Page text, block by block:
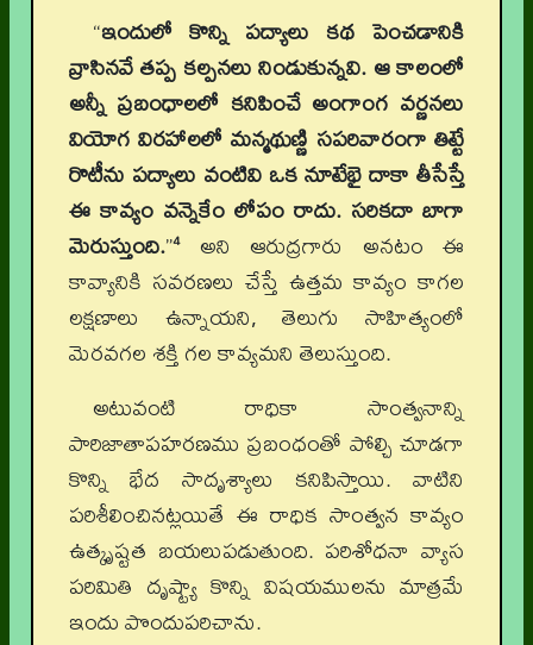
“ఇందులో కొన్ని పద్యాలు కథ పెంచడానికి
వ్రాసినవే తప్ప కల్పనలు నిండుకున్నవి. ఆ కాలంలో
అన్నీ ప్రబంధాలలో కనిపించే అంగాంగ వర్ణనలు
వియోగ విరహాలలో మన్మథుణ్ణి సపరివారంగా తిట్టే
రొటీను పద్యాలు వంటివి ఒక నూటేభై దాకా తీసేస్తే
ఈ కావ్యం వన్నెకేం లోపం రాదు. సరికదా బాగా
మెరుస్తుంది.”4
అని ఆరుద్రగారు అనటం ఈ
కావ్యానికి సవరణలు చేస్తే ఉత్తమ కావ్యం కాగల
లక్షణాలు ఉన్నాయని, తెలుగు సాహిత్యంలో
మెరవగల శక్తి గల కావ్యమని తెలుస్తుంది.
అటువంటి రాధికా సాంత్వనాన్ని
పారిజాతాపహరణము ప్రబంధంతో పోల్చి చూడగా
కొన్ని భేద సాదృశ్యాలు కనిపిస్తాయి. వాటిని
పరిశీలించినట్లయితే ఈ రాధిక సాంత్వన కావ్యం
ఉత్కృష్టత బయలుపడుతుంది. పరిశోధనా వ్యాస
పరిమితి దృష్ట్యా కొన్ని విషయములను మాత్రమే
ఇందు పొందుపరిచాను.